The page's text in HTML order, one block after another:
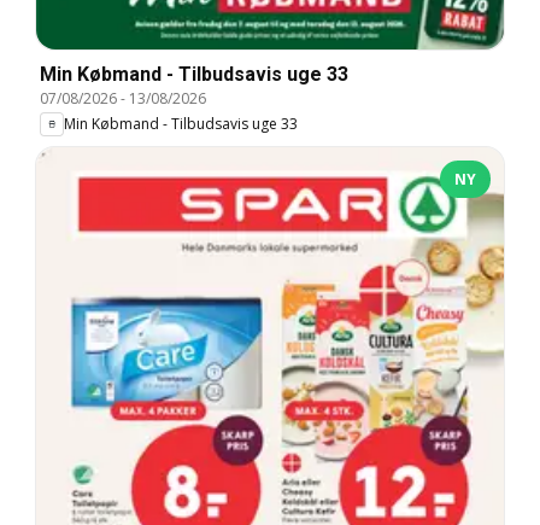
Min Købmand - Tilbudsavis uge 33
07/08/2026- 13/08/2026
Min Købmand - Tilbudsavis uge 33
NY